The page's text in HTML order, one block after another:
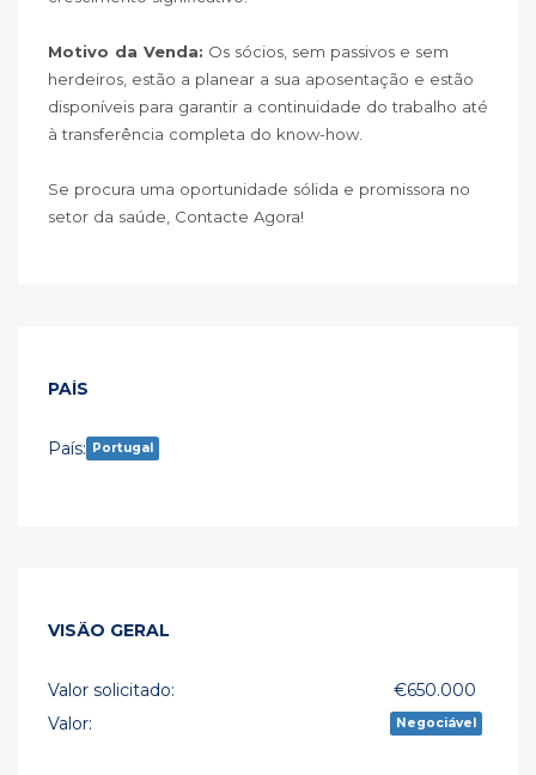
Motivo da Venda: Os sócios, sem passivos e sem
herdeiros, estão a planear a sua aposentação e estão
disponíveis para garantir a continuidade do trabalho até
à transferência completa do know-how.
Se procura uma oportunidade sólida e promissora no
setor da saúde, Contacte Agora!
PAÍS
País: Portugal
VISÃO GERAL
Valor solicitado:
€650.000
Valor:
Negociável